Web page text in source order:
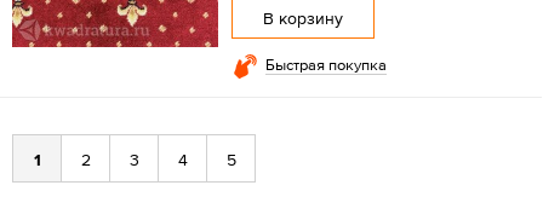
В корзину
Быстрая покупка
1 2 3 4 5